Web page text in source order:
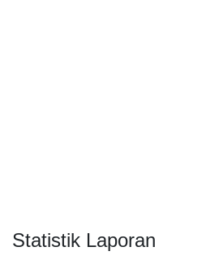
Statistik Laporan